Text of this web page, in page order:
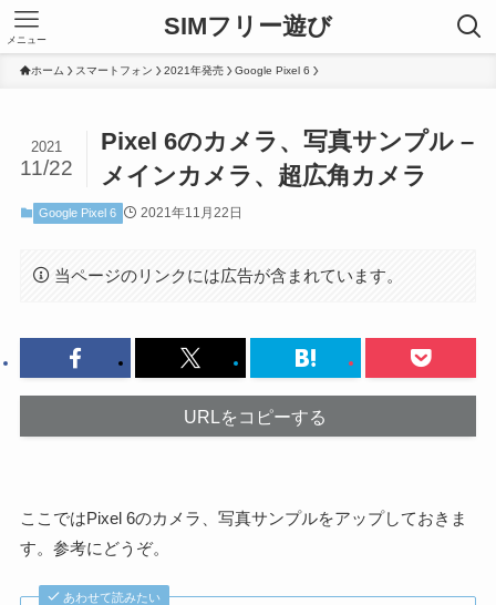
SIMフリー遊び
メニュー
ホーム スマートフォン 2021年発売 Google Pixel 6
Pixel 6のカメラ、写真サンプル –
メインカメラ、超広角カメラ
2021
11/22
Google Pixel 6 2021年11月22日
当ページのリンクには広告が含まれています。
URLをコピーする
ここではPixel 6のカメラ、写真サンプルをアップしておきま
す。参考にどうぞ。
あわせて読みたい